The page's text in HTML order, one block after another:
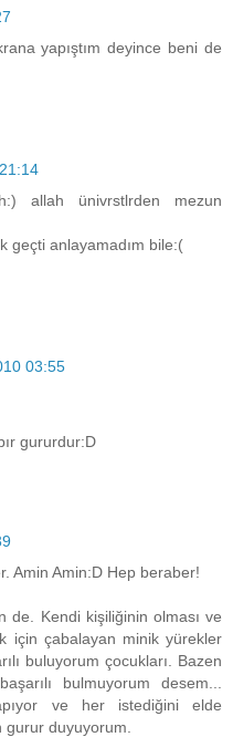
yapıştım deyince beni de
allah ünivrstlrden mezun
geçti anlayamadım bile:(
03:55
gururdur:D
Amin Amin:D Hep beraber!
de. Kendi kişiliğinin olması ve
için çabalayan minik yürekler
buluyorum çocukları. Bazen
bulmuyorum desem...
ve her istediğini elde
duyuyorum.